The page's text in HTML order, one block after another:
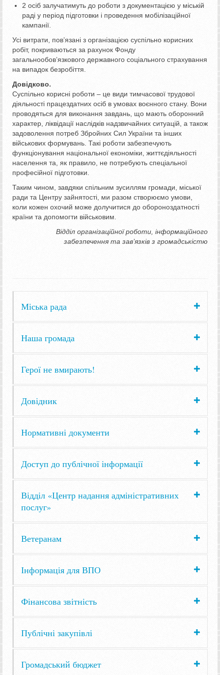
2 осіб залучатимуть до роботи з документацією у міській
раді у період підготовки і проведення мобілізаційної
кампанії.
Усі витрати, пов’язані з організацією суспільно корисних
робіт, покриваються за рахунок Фонду
загальнообов’язкового державного соціального страхування
на випадок безробіття.
Довідково.
Суспільно корисні роботи – це види тимчасової трудової
діяльності працездатних осіб в умовах воєнного стану. Вони
проводяться для виконання завдань, що мають оборонний
характер, ліквідації наслідків надзвичайних ситуацій, а також
задоволення потреб Збройних Сил України та інших
військових формувань. Такі роботи забезпечують
функціонування національної економіки, життєдіяльності
населення та, як правило, не потребують спеціальної
професійної підготовки.
Таким чином, завдяки спільним зусиллям громади, міської
ради та Центру зайнятості, ми разом створюємо умови,
коли кожен охочий може долучитися до обороноздатності
країни та допомогти військовим.
Відділ організаційної роботи, інформаційного
забезпечення та зав’язків з громадськістю
Міська рада
Наша громада
Герої не вмирають!
Довідник
Нормативні документи
Доступ до публічної інформації
Відділ «Центр надання адміністративних
послуг»
Ветеранам
Інформація для ВПО
Фінансова звітність
Публічні закупівлі
Громадський бюджет